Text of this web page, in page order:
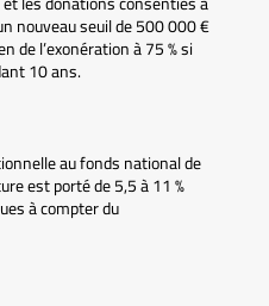
nouveau seuil de 500 000 €
de l’exonération à 75 % si
10 ans.
au fonds national de
est porté de 5,5 à 11 %
à compter du